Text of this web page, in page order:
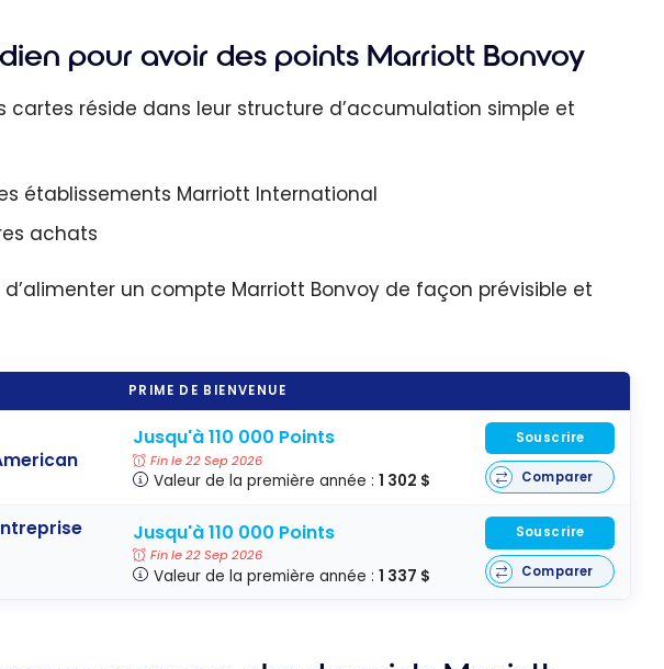
combinez
certificat
et jusqu’à
pour avoir des points Marriott Bonvoy
réside dans leur structure d’accumulation simple et
établissements Marriott International
achats
un compte Marriott Bonvoy de façon prévisible et
PRIME DE BIENVENUE
Jusqu'à 110 000 Points
Fin le 22 Sep 2026
Valeur de la première année :1 302 $
Souscrire
Comparer
Jusqu'à 110 000 Points
Fin le 22 Sep 2026
Valeur de la première année :1 337 $
Souscrire
Comparer